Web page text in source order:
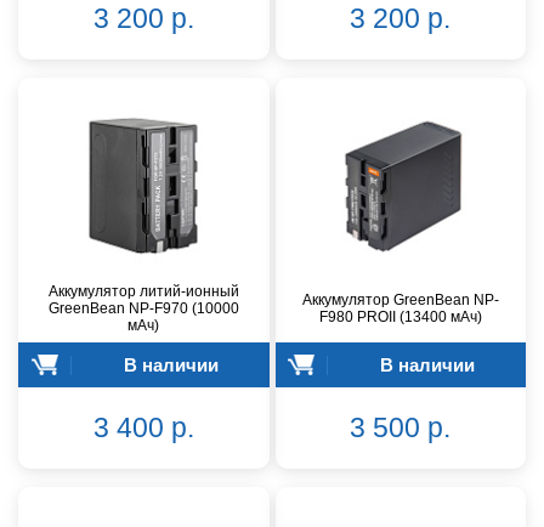
3 200 р. 3 200 р.
Аккумулятор литий-ионный
GreenBean NP-F970 (10000
мАч)
В наличии
3 400 р.
Аккумулятор GreenBean NP-
F980 PROII (13400 мАч)
В наличии
3 500 р.